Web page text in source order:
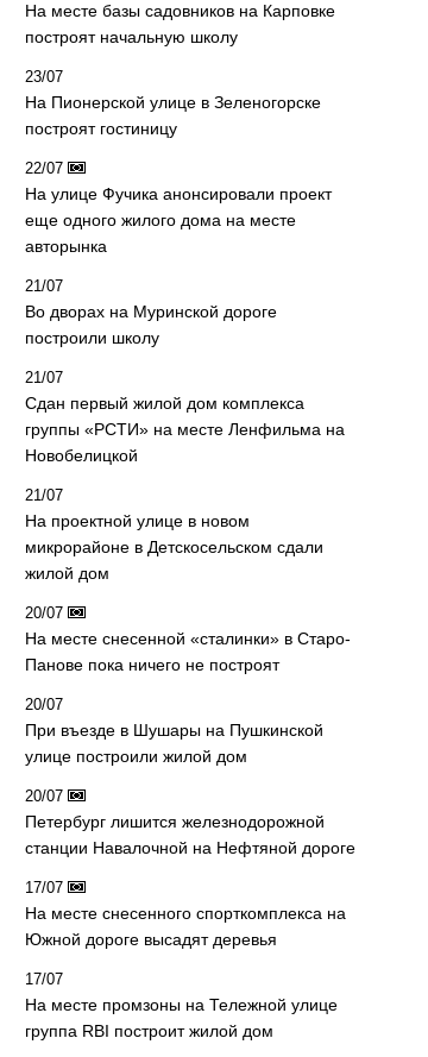
На месте базы садовников на Карповке
построят начальную школу
23/07
На Пионерской улице в Зеленогорске
построят гостиницу
22/07
На улице Фучика анонсировали проект
еще одного жилого дома на месте
авторынка
21/07
Во дворах на Муринской дороге
построили школу
21/07
Сдан первый жилой дом комплекса
группы «РСТИ» на месте Ленфильма на
Новобелицкой
21/07
На проектной улице в новом
микрорайоне в Детскосельском сдали
жилой дом
20/07
На месте снесенной «сталинки» в Старо-
Панове пока ничего не построят
20/07
При въезде в Шушары на Пушкинской
улице построили жилой дом
20/07
Петербург лишится железнодорожной
станции Навалочной на Нефтяной дороге
17/07
На месте снесенного спорткомплекса на
Южной дороге высадят деревья
17/07
На месте промзоны на Тележной улице
группа RBI построит жилой дом